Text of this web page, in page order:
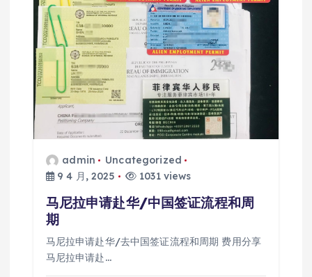
admin
Uncategorized
9 4 月, 2025
1031 views
马尼拉申请赴华/中国签证流程和周
期
马尼拉申请赴华/去中国签证流程和周期 费用分享
马尼拉申请赴…